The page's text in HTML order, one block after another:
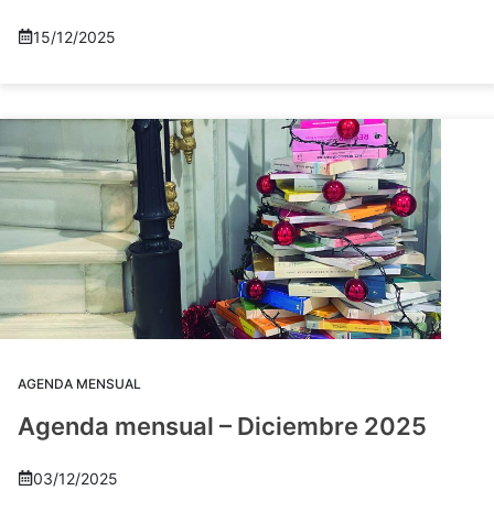
15/12/2025
AGENDA MENSUAL
Agenda mensual – Diciembre 2025
03/12/2025